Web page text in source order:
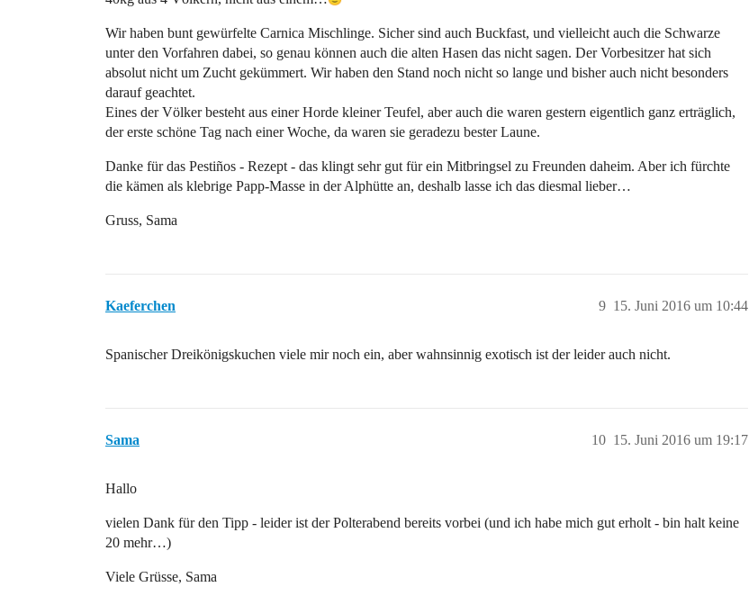
Wir haben bunt gewürfelte Carnica Mischlinge. Sicher sind auch Buckfast, und vielleicht auch die Schwarze
unter den Vorfahren dabei, so genau können auch die alten Hasen das nicht sagen. Der Vorbesitzer hat sich
absolut nicht um Zucht gekümmert. Wir haben den Stand noch nicht so lange und bisher auch nicht besonders
darauf geachtet.
Eines der Völker besteht aus einer Horde kleiner Teufel, aber auch die waren gestern eigentlich ganz erträglich,
der erste schöne Tag nach einer Woche, da waren sie geradezu bester Laune.
Danke für das Pestiños - Rezept - das klingt sehr gut für ein Mitbringsel zu Freunden daheim. Aber ich fürchte
die kämen als klebrige Papp-Masse in der Alphütte an, deshalb lasse ich das diesmal lieber…
Gruss, Sama
Kaeferchen 15. Juni 2016 um 10:44
9
Spanischer Dreikönigskuchen viele mir noch ein, aber wahnsinnig exotisch ist der leider auch nicht.
Sama 15. Juni 2016 um 19:17
10
Hallo
vielen Dank für den Tipp - leider ist der Polterabend bereits vorbei (und ich habe mich gut erholt - bin halt keine
20 mehr…)
Viele Grüsse, Sama